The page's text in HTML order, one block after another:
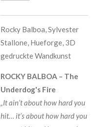
Rocky Balboa, Sylvester
Stallone, Hueforge, 3D
gedruckte Wandkunst
ROCKY BALBOA – The
Underdog's Fire
„It ain’t about how hard you
hit… it’s about how hard you